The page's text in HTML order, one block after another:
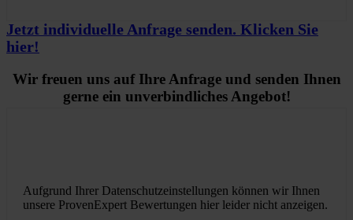
Jetzt individuelle Anfrage senden. Klicken Sie
hier!
Wir freuen uns auf Ihre Anfrage und senden Ihnen
gerne ein unverbindliches Angebot!
Aufgrund Ihrer Datenschutzeinstellungen können wir Ihnen
unsere ProvenExpert Bewertungen hier leider nicht anzeigen.